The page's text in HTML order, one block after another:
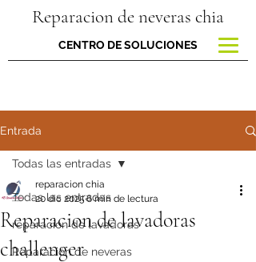
Reparacion de neveras chia
CENTRO DE SOLUCIONES
Entrada
Todas las entradas
reparacion de lavadoras
Reparación de neveras
Todas las entradas
Reparacion de lavadoras
challenger
reparacion chia
20 dic 20256 min de lectura